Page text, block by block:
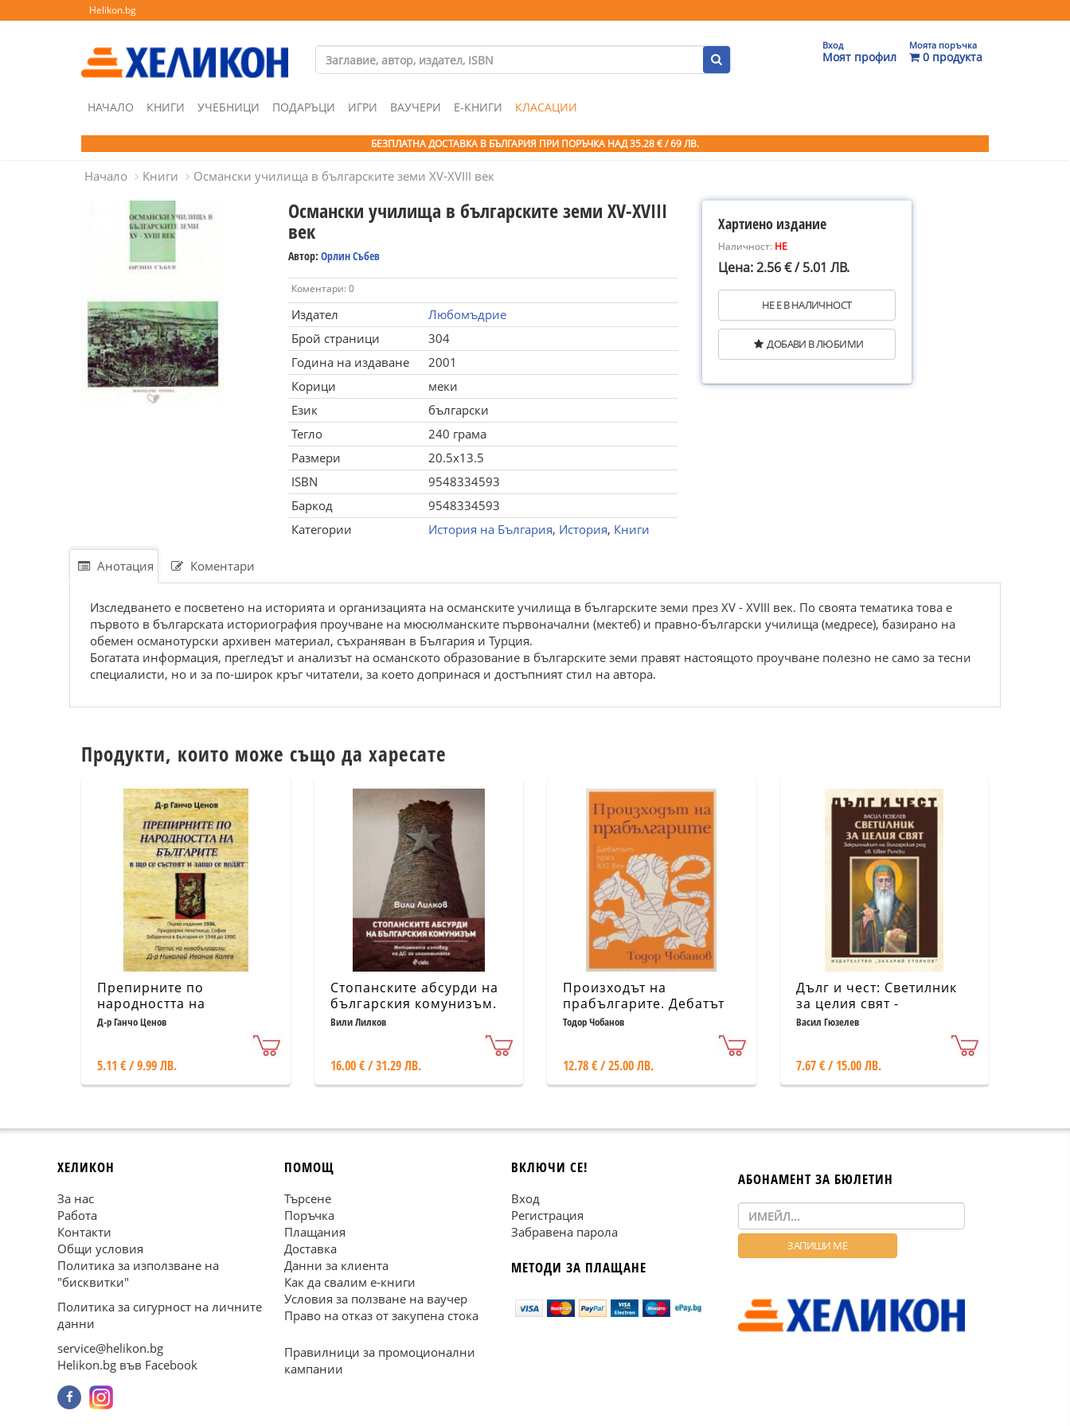
Helikon.bg
Вход
Моят профил
Моята поръчка
0 продукта
НАЧАЛО КНИГИ УЧЕБНИЦИ ПОДАРЪЦИ ИГРИ ВАУЧЕРИ Е-КНИГИ КЛАСАЦИИ
БЕЗПЛАТНА ДОСТАВКА В БЪЛГАРИЯ ПРИ ПОРЪЧКА НАД 35.28 € / 69 ЛВ.
Начало Книги Османски училища в българските земи XV-XVIII век
Османски училища в българските земи XV-XVIII
век
Автор: Орлин Събев
Коментари: 0
Издател
Любомъдрие
Брой страници
304
Година на издаване
2001
Корици
меки
Език
български
Тегло
240 грама
Размери
20.5x13.5
ISBN
9548334593
Баркод
9548334593
Категории
История на България, История, Книги
Хартиено издание
Наличност: НЕ
Цена: 2.56 € / 5.01 ЛВ.
НЕ Е В НАЛИЧНОСТ
ДОБАВИ В ЛЮБИМИ
Анотация Коментари
Изследването е посветено на историята и организацията на османските училища в българските земи през XV - XVIII век. По своята тематика това е
първото в българската историография проучване на мюсюлманските първоначални (мектеб) и правно-български училища (медресе), базирано на
обемен османотурски архивен материал, съхраняван в България и Турция.
Богатата информация, прегледът и анализът на османското образование в българските земи правят настоящото проучване полезно не само за тесни
специалисти, но и за по-широк кръг читатели, за което допринася и достъпният стил на автора.
Продукти, които може също да харесате
Препирните по
народността на
българите - в що се
състоят и защо се водят
Д-р Ганчо Ценов
5.11 € / 9.99 ЛВ.
Стопанските абсурди на
българския комунизъм.
Интимната изповед на
Вили Лилков
16.00 € / 31.29 ЛВ.
Произходът на
прабългарите. Дебатът
през XXI век
Тодор Чобанов
12.78 € / 25.00 ЛВ.
Дълг и чест: Светилник
за целия свят -
Закрилникт на
българския род св Иван
Васил Гюзелев
7.67 € / 15.00 ЛВ.
ХЕЛИКОН
За нас
Работа
Контакти
Общи условия
Политика за използване на
"бисквитки"
Политика за сигурност на личните
данни
service@helikon.bg
Helikon.bg във Facebook
ПОМОЩ
Търсене
Поръчка
Плащания
Доставка
Данни за клиента
Как да свалим е-книги
Условия за ползване на ваучер
Право на отказ от закупена стока
Правилници за промоционални
кампании
ВКЛЮЧИ СЕ!
Вход
Регистрация
Забравена парола
МЕТОДИ ЗА ПЛАЩАНЕ
АБОНАМЕНТ ЗА БЮЛЕТИН